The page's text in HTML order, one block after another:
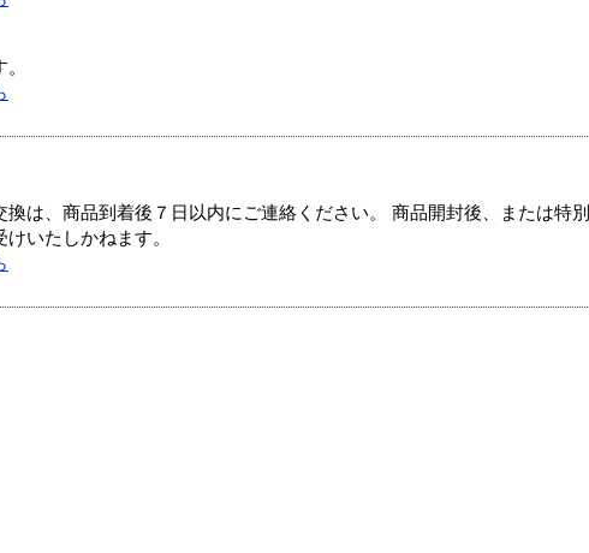
は、商品到着後７日以内にご連絡ください。 商品開封後、または特
いたしかねます。